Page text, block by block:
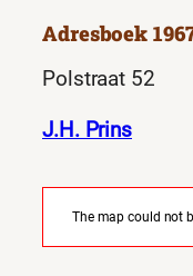
Adresboek
Polstraat 52
J.H. Prins
The map could not